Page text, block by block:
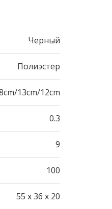
Черный
Полиэстер
13cm/12cm
0.3
9
100
55 x 36 x 20